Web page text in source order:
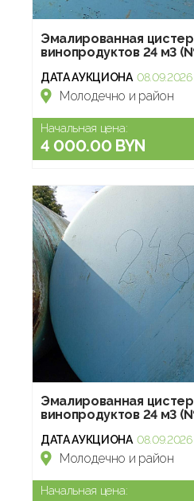
Эмалированная
винопродуктов 24 м3
ДАТА АУКЦИОНА 08.09.2026
Молодечно и район
Начальная цена:
4 000.00 BYN
Эмалированная
винопродуктов 24 м3
ДАТА АУКЦИОНА 08.09.2026
Молодечно и район
Начальная цена: